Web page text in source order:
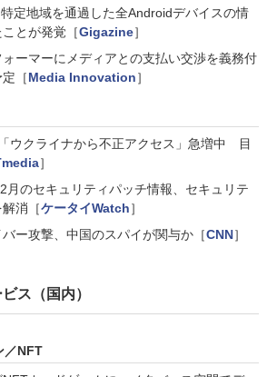
定地域を通過した全Androidデバイスの情
とが発覚［Gigazine］
ーマーにメディアとの支払い交渉を義務付
［Media Innovation］
ウクライナから不正アクセス」急増中 目
］
月のセキュリティパッチ情報、セキュリテ
消［ケータイWatch］
ー攻撃、中国のスパイが関与か［CNN］
ス（国内）
／NFT